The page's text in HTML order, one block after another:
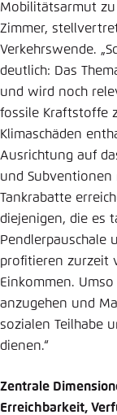
Mobilitätsarmut zu
Zimmer,
Verkehrswende.
deutlich: Das
und wird noch
fossile Kraftstoffe
Klimaschäden
Ausrichtung auf
und Subventionen
Tankrabatte
diejenigen, die es
Pendlerpauschale
profitieren zurzeit
Einkommen.
anzugehen und
sozialen Teilhabe
dienen.“
Zentrale
Erreichbarkeit,